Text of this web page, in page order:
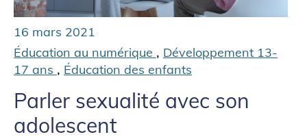
16 mars 2021
Éducation au numérique , Développement 13-
17 ans , Éducation des enfants
Parler sexualité avec son
adolescent